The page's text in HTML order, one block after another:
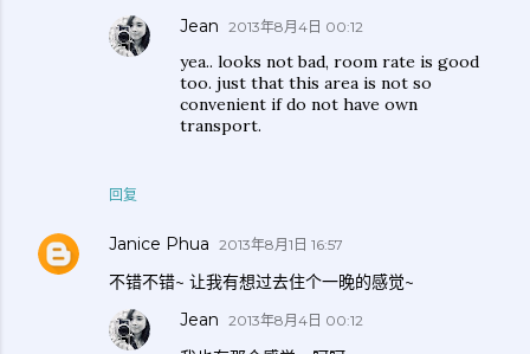
回复
Jean 2013年8月4日 00:12
yea.. looks not bad, room rate is good
too. just that this area is not so
convenient if do not have own
transport.
Janice Phua 2013年8月1日 16:57
不错不错~ 让我有想过去住个一晚的感觉~
Jean 2013年8月4日 00:12